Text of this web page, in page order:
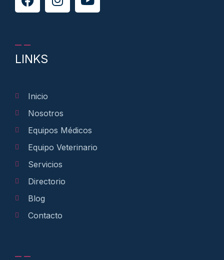
LINKS
Inicio
Nosotros
Equipos Médicos
Equipo Veterinario
Servicios
Directorio
Blog
Contacto